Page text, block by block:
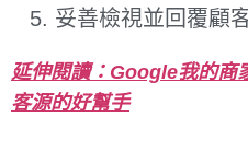
妥善檢視並回覆顧
延伸閱讀：Google我的
客源的好幫手